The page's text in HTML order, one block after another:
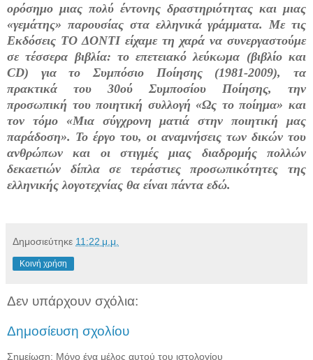
ορόσημο μιας πολύ έντονης δραστηριότητας και μιας
«γεμάτης» παρουσίας στα ελληνικά γράμματα. Με τις
Εκδόσεις ΤΟ ΔΟΝΤΙ είχαμε τη χαρά να συνεργαστούμε
σε τέσσερα βιβλία: το επετειακό λεύκωμα (βιβλίο και
CD) για το Συμπόσιο Ποίησης (1981-2009), τα
πρακτικά του 30ού Συμποσίου Ποίησης, την
προσωπική του ποιητική συλλογή «Ως το ποίημα» και
τον τόμο «Μια σύγχρονη ματιά στην ποιητική μας
παράδοση». Το έργο του, οι αναμνήσεις των δικών του
ανθρώπων και οι στιγμές μιας διαδρομής πολλών
δεκαετιών δίπλα σε τεράστιες προσωπικότητες της
ελληνικής λογοτεχνίας θα είναι πάντα εδώ.
Δημοσιεύτηκε 11:22 μ.μ.
Κοινή χρήση
Δεν υπάρχουν σχόλια:
Δημοσίευση σχολίου
Σημείωση: Μόνο ένα μέλος αυτού του ιστολογίου